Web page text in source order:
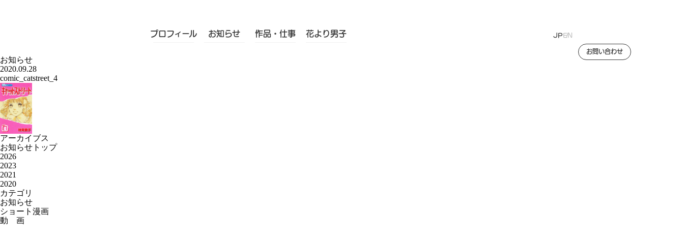
プロフィール お知らせ 作品・仕事 花より男子 JPEN
お問い合わせ
お知らせ
2020.09.28
comic_catstreet_4
アーカイブス
お知らせトップ
2026
2023
2021
2020
カテゴリ
お知らせ
ショート漫画
動 画